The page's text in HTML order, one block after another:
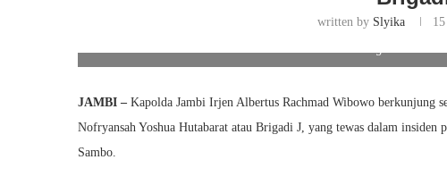
written by Slyika
JAMBI – Kapolda Jambi Irjen Albertus Rachmad Wibowo berkunjung
Nofryansah Yoshua Hutabarat atau Brigadi J, yang tewas dalam
Sambo.